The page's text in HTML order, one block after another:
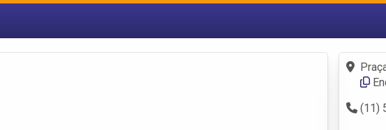
Criar
(11)